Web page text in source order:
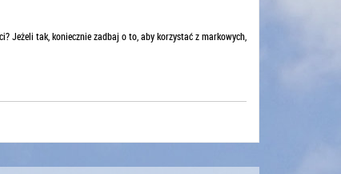
Jeżeli tak, koniecznie zadbaj o to, aby korzystać z markowych,